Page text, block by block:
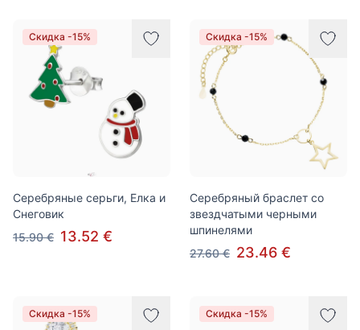
Скидка -15%
Серебряные серьги, Елка и
Снеговик
15.90 € 13.52 €
Скидка -15%
Серебряный браслет со
звездчатыми черными
шпинелями
27.60 € 23.46 €
Скидка -15% Скидка -15%